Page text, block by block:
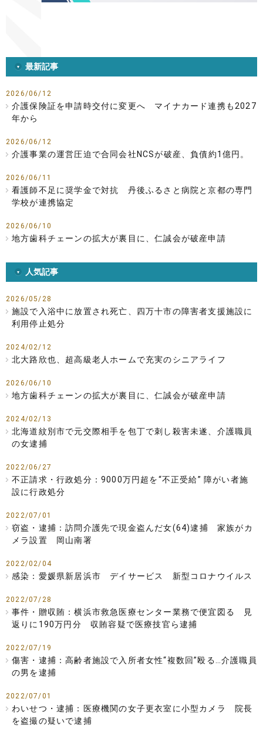
最新記事
2026/06/12
介護保険証を申請時交付に変更へ マイナカード連携も2027
年から
2026/06/12
介護事業の運営圧迫で合同会社NCSが破産、負債約1億円。
2026/06/11
看護師不足に奨学金で対抗 丹後ふるさと病院と京都の専門
学校が連携協定
2026/06/10
地方歯科チェーンの拡大が裏目に、仁誠会が破産申請
人気記事
2026/05/28
施設で入浴中に放置され死亡、四万十市の障害者支援施設に
利用停止処分
2024/02/12
北大路欣也、超高級老人ホームで充実のシニアライフ
2026/06/10
地方歯科チェーンの拡大が裏目に、仁誠会が破産申請
2024/02/13
北海道紋別市で元交際相手を包丁で刺し殺害未遂、介護職員
の女逮捕
2022/06/27
不正請求・行政処分：9000万円超を“不正受給” 障がい者施
設に行政処分
2022/07/01
窃盗・逮捕：訪問介護先で現金盗んだ女(64)逮捕 家族がカ
メラ設置 岡山南署
2022/02/04
感染：愛媛県新居浜市 デイサービス 新型コロナウイルス
2022/07/28
事件・贈収賄：横浜市救急医療センター業務で便宜図る 見
返りに190万円分 収賄容疑で医療技官ら逮捕
2022/07/19
傷害・逮捕：高齢者施設で入所者女性“複数回”殴る…介護職員
の男を逮捕
2022/07/01
わいせつ・逮捕：医療機関の女子更衣室に小型カメラ 院長
を盗撮の疑いで逮捕